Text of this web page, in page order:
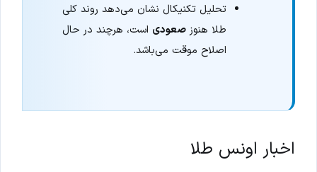
تحلیل تکنیکال نشان می‌دهد روند کلی
طلا هنوزصعودی است، هرچند در حال
اصلاح موقت می‌باشد.
اخبار اونس طلا